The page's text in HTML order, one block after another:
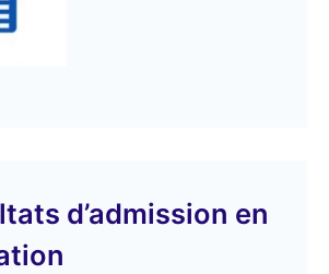
d’admission en